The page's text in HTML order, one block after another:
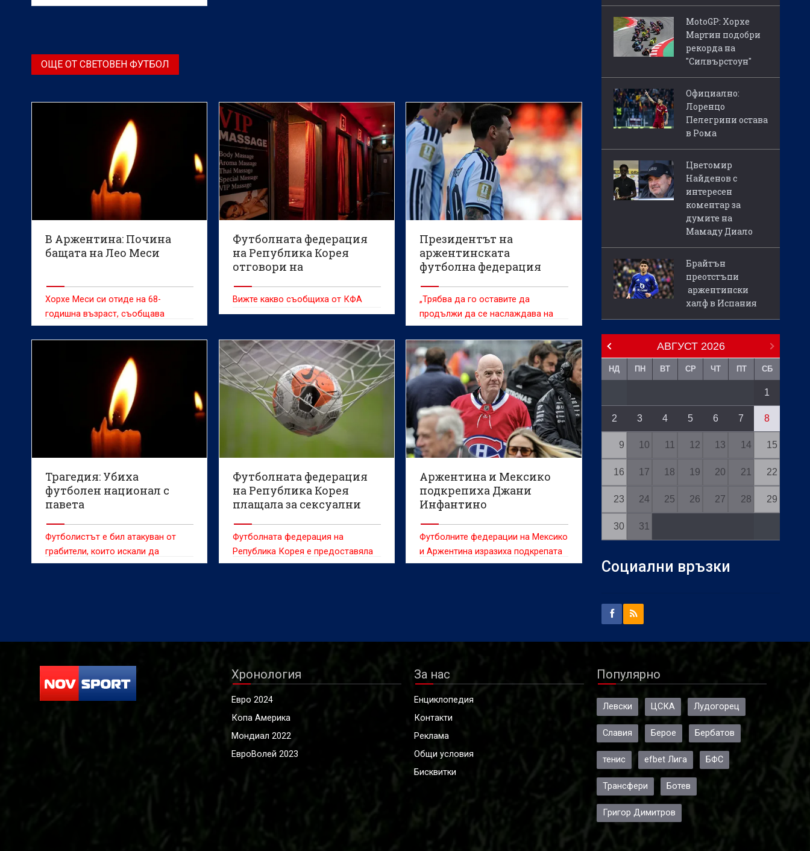
(Мадрид)
ОЩЕ ОТ СВЕТОВЕН ФУТБОЛ
В Аржентина: Почина
бащата на Лео Меси
Хорхе Меси си отиде на 68-
годишна възраст, съобщава
вестник "Infobae"
Футболната федерация
на Република Корея
отговори на
плащала за сексуални
забавления на съдии
Вижте какво съобщиха от КФА
Президентът на
аржентинската
футболна федерация
„Трябва да го оставите да
продължи да се наслаждава на
футбола и след това ще вземе
решението, което смята за
правилно“
Трагедия: Убиха
футболен национал с
павета
Футболистът е бил атакуван от
грабители, които искали да
задигнат смартфона му
Футболната федерация
на Република Корея
плащала за сексуални
Футболната федерация на
Република Корея е предоставяла
сексуални забавления на
Аржентина и Мексико
подкрепиха Джани
Инфантино
Футболните федерации на Мексико
и Аржентина изразиха подкрепата
си за президента на ФИФА Джани
съобщава Ройтерс.
MotoGP: Хорхе
Мартин подобри
рекорда на
"Силвърстоун"
Официално:
Лоренцо
Пелегрини остава
в Рома
Цветомир
Найденов с
интересен
коментар за
думите на
Мамаду Диало
Брайтън
преотстъпи
аржентински
халф в Испания
АВГУСТ 2026
НД ПН ВТ СР ЧТ ПТ СБ
1
2 3 4 5 6 7 8
9 10 11 12 13 14 15
16 17 18 19 20 21 22
23 24 25 26 27 28 29
30 31
Социални връзки
Хронология
Евро 2024
Копа Америка
Мондиал 2022
ЕвроВолей 2023
За нас
Енциклопедия
Контакти
Реклама
Общи условия
Бисквитки
Популярно
Левски ЦСКА Лудогорец
Славия Берое Бербатов
тенис efbet Лига БФС
Трансфери Ботев
Григор Димитров